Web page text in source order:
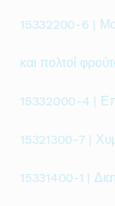
15332200-6 |
και πολτοί
15332000-4 |
15321300-7 |
15331400-1 |